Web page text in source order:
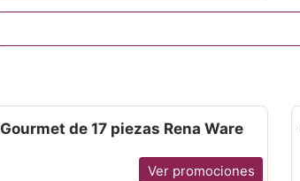
Gourmet de 17 piezas Rena Ware
Ver promociones